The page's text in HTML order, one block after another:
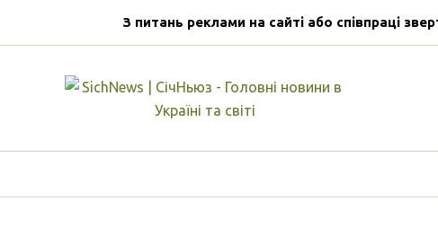
З питань реклами на сайті або співпраці